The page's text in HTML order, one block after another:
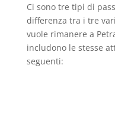
Ci sono tre tipi di
differenza tra i tre
vuole rimanere a
includono le stesse
seguenti: